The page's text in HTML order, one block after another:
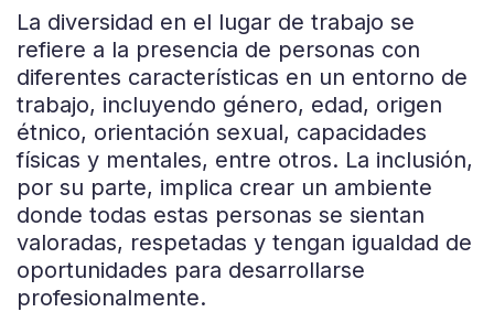
La diversidad en el lugar de trabajo se
refiere a la presencia de personas con
diferentes características en un entorno de
trabajo, incluyendo género, edad, origen
étnico, orientación sexual, capacidades
físicas y mentales, entre otros. La inclusión,
por su parte, implica crear un ambiente
donde todas estas personas se sientan
valoradas, respetadas y tengan igualdad de
oportunidades para desarrollarse
profesionalmente.